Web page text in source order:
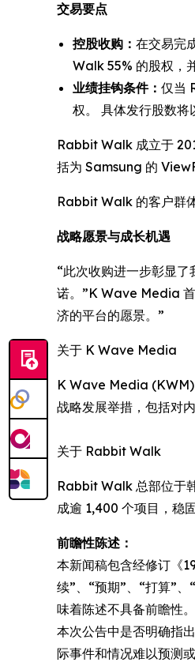
交易要点
控股收购： 在交易完
Walk 55% 的股权，
业绩挂钩条件： 仅当
权。 具体发行股数将
Rabbit Walk 成立于
括为 Samsung 的
Rabbit Walk 的客户群
战略愿景与成长机遇
“此次收购进一步彰显
诺。”K Wave Media 首
济的平台的愿景。”
关于 K Wave Media
K Wave Media (KWM)
战略发展举措，包括对
关于 Rabbit Walk
Rabbit Walk 总部位于
成逾 1,400 个项目，稳
前瞻性陈述：
本新闻稿包含经修订《
续”、“预期”、“打算”
味着陈述不具备前瞻性
本次公告中是否明确指
际事件和情况难以预测